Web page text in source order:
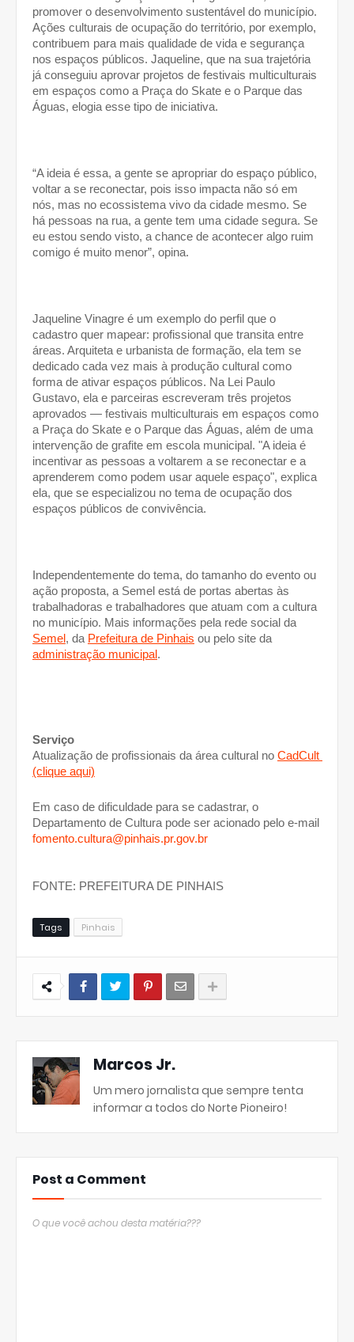
promover o desenvolvimento sustentável do município.
Ações culturais de ocupação do território, por exemplo,
contribuem para mais qualidade de vida e segurança
nos espaços públicos. Jaqueline, que na sua trajetória
já conseguiu aprovar projetos de festivais multiculturais
em espaços como a Praça do Skate e o Parque das
Águas, elogia esse tipo de iniciativa.
“A ideia é essa, a gente se apropriar do espaço público,
voltar a se reconectar, pois isso impacta não só em
nós, mas no ecossistema vivo da cidade mesmo. Se
há pessoas na rua, a gente tem uma cidade segura. Se
eu estou sendo visto, a chance de acontecer algo ruim
comigo é muito menor”, opina.
Jaqueline Vinagre é um exemplo do perfil que o
cadastro quer mapear: profissional que transita entre
áreas. Arquiteta e urbanista de formação, ela tem se
dedicado cada vez mais à produção cultural como
forma de ativar espaços públicos. Na Lei Paulo
Gustavo, ela e parceiras escreveram três projetos
aprovados — festivais multiculturais em espaços como
a Praça do Skate e o Parque das Águas, além de uma
intervenção de grafite em escola municipal. "A ideia é
incentivar as pessoas a voltarem a se reconectar e a
aprenderem como podem usar aquele espaço", explica
ela, que se especializou no tema de ocupação dos
espaços públicos de convivência.
Independentemente do tema, do tamanho do evento ou
ação proposta, a Semel está de portas abertas às
trabalhadoras e trabalhadores que atuam com a cultura
Semel, da Prefeitura de Pinhais
administração municipal.
Serviço
Atualização de profissionais da área cultural no CadCult
(clique aqui)
Em caso de dificuldade para se cadastrar, o
fomento.cultura@pinhais.pr.gov.br
FONTE: PREFEITURA DE PINHAIS
Tags Pinhais
Marcos Jr.
Um mero jornalista que sempre tenta
informar a todos do Norte Pioneiro!
Post a Comment
O que você achou desta matéria???